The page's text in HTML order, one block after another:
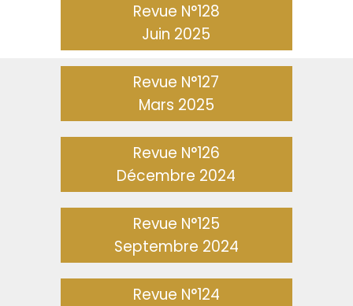
Revue N°128
Juin 2025
Revue N°127
Mars 2025
Revue N°126
Décembre 2024
Revue N°125
Septembre 2024
Revue N°124